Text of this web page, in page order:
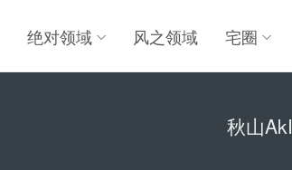
绝对领域 风之领域 宅圈
秋山AkI